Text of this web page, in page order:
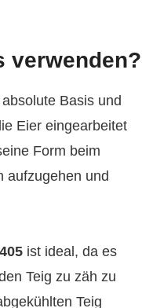
verwenden?
Basis und
Eier eingearbeitet
Form beim
aufzugehen und
ist ideal, da es
Teig zu zäh zu
Teig